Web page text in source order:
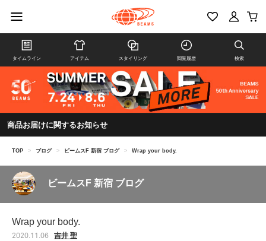
タイムライン アイテム スタイリング 閲覧履歴 検索
商品お届けに関するお知らせ
TOP > ブログ > ビームスF 新宿 ブログ > Wrap your body.
ビームスF 新宿 ブログ
Wrap your body.
2020.11.06 吉井 聖